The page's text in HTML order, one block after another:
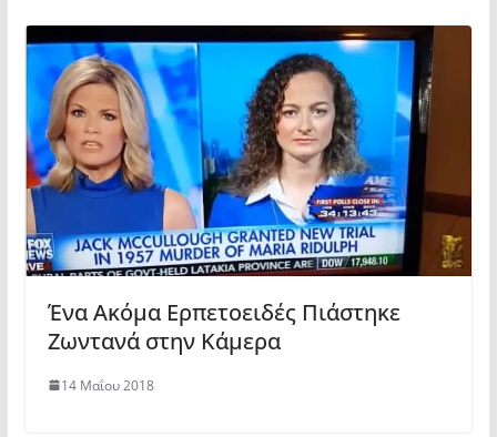
Ένα Ακόμα Ερπετοειδές Πιάστηκε
Ζωντανά στην Κάμερα
14 Μαΐου 2018